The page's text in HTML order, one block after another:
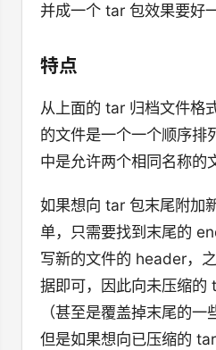
并成一个 tar 包效果要好一
特点
从上面的 tar 归档文件格
的文件是一个一个顺序排
中是允许两个相同名称的
如果想向 tar 包末尾附加
单，只需要找到末尾的
写新的文件的 header，
据即可，因此向未压缩的
（甚至是覆盖掉末尾的一
但是如果想向已压缩的